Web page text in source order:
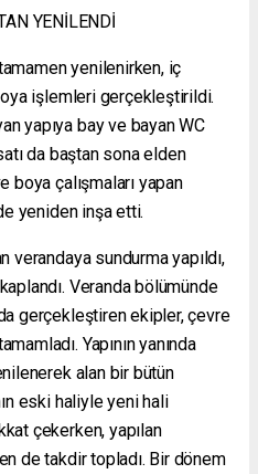
YENİLENDİ
yenilenirken, iç
işlemleri gerçekleştirildi.
yapıya bay ve bayan WC
da baştan sona elden
boya çalışmaları yapan
yeniden inşa etti.
verandaya sundurma yapıldı,
Veranda bölümünde
gerçekleştiren ekipler, çevre
Yapının yanında
alan bir bütün
eski haliyle yeni hali
çekerken, yapılan
de takdir topladı. Bir dönem